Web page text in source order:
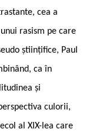
cea a
rasism pe care
științifice, Paul
ca în
și
culorii,
al XIX-lea care